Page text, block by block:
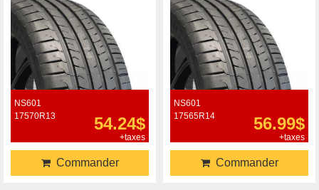
NS601
17570R13
54.24$
+taxes
Commander
NS601
17565R14
56.99$
+taxes
Commander